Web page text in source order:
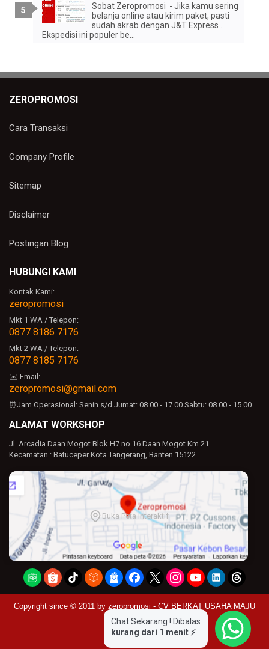
Sobat Zeropromosi - Jika kamu sering
belanja online atau kirim paket, pasti
sudah akrab dengan J&T Express .
Ekspedisi ini populer be...
ZEROPROMOSI
Cara Transaksi
Company Profile
Sitemap
Disclaimer
Postingan Blog
HUBUNGI KAMI
Kontak Kami:
zeropromosi
Mkt 1 WA / Telepon:
0877 8186 7176
Mkt 2 WA / Telepon:
0877 8185 7176
✉️ Email:
zeropromosi@gmail.com
⏰Jam Operasional: Senin s/d Jumat: 08.00 - 17.00 Sabtu: 08.00 - 15.00
ALAMAT WORKSHOP
Jl. Arcadia Daan Mogot Blok H7 no 16 Daan Mogot Km 21.
Kecamatan : Batuceper Kota Tangerang, Banten 15122
Buka Peta Interaktif
Copyright since © 2011 by zeropromosi - CV BERKAT USAHA MAJU
Chat Sekarang ! Dibalas
kurang dari 1 menit ⚡